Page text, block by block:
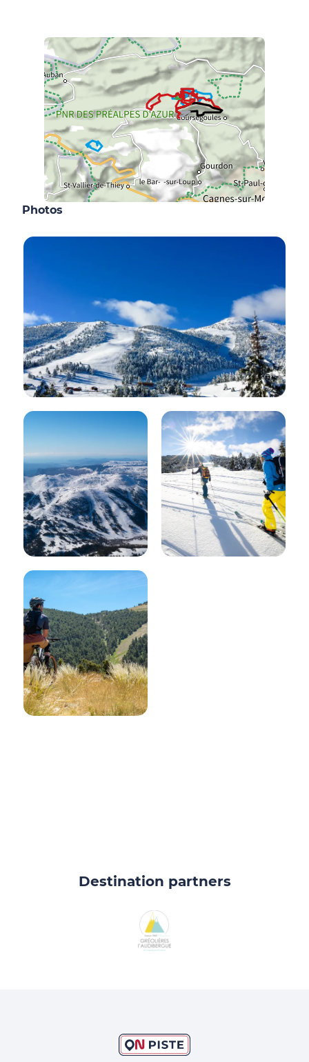
Photos
Destination partners